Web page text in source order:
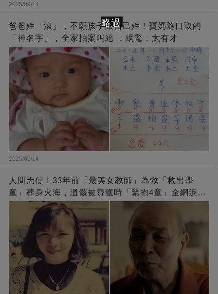
2025/09/14
爸爸姓「滾」，不願孩子跟自己姓！寶媽隨口取的
「神名字」，全家拍案叫絕 ，網驚：太有才
2025/09/14
人間天使！33年前「最美女教師」為救「救出學
童」葬身火海，遺骸被尋獲時「緊抱4童」全網淚
崩：真正的英雄不該被遺忘
略過